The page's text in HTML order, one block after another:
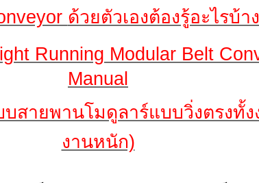
ด้วยตัวเองต้องรู้อะไรบ้าง
Running Modular Belt
Manual
สายพานโมดูลาร์แบบวิ่งตรงทั้ง
งานหนัก)